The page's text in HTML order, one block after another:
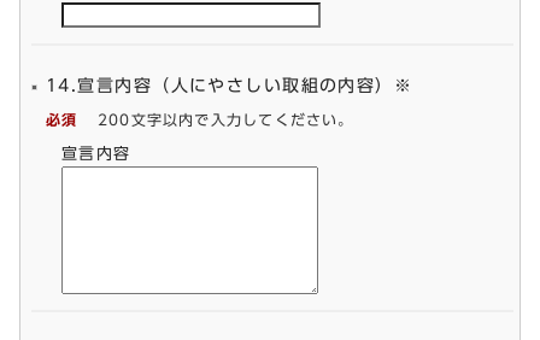
14.宣言内容（人にやさしい取組の内容）※
必須 200文字以内で入力してください。
宣言内容